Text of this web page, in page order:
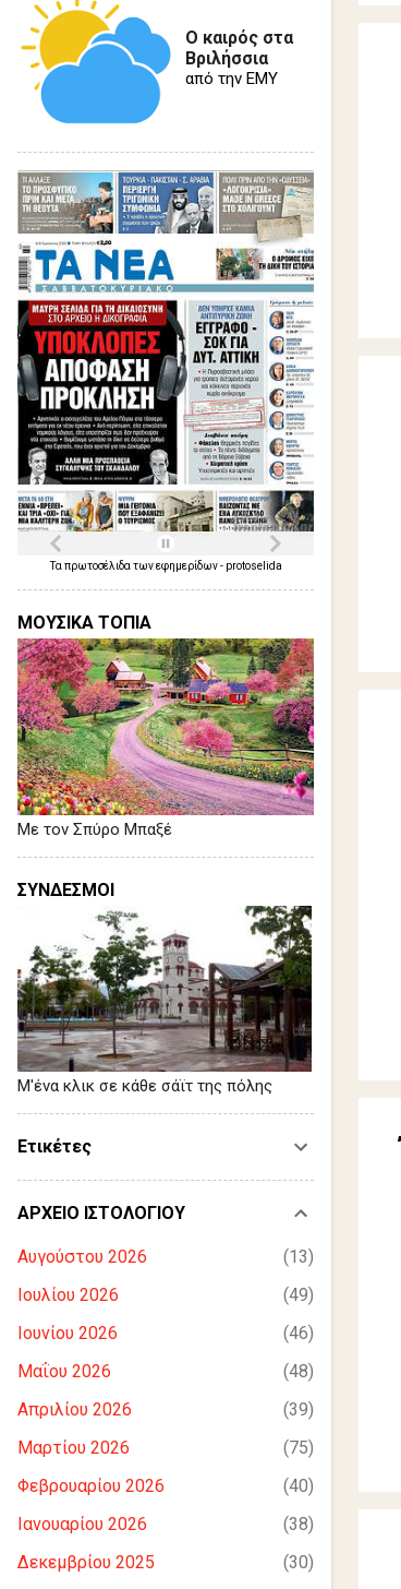
Ο καιρός στα
Βριλήσσια
από την ΕΜΥ
Τα πρωτοσέλιδα τωνεφημερίδων- protoselida
ΜΟΥΣΙΚΑ ΤΟΠΙΑ
Με τον Σπύρο Μπαξέ
ΣΥΝΔΕΣΜΟΙ
Μ'ένα κλικ σε κάθε σάϊτ της πόλης
Ετικέτες
ΑΡΧΕΙΟ ΙΣΤΟΛΟΓΙΟΥ
Αυγούστου 2026
13
Ιουλίου 2026
49
Ιουνίου 2026
46
Μαΐου 2026
48
Απριλίου 2026
39
Μαρτίου 2026
75
Φεβρουαρίου 2026
40
Ιανουαρίου 2026
38
Δεκεμβρίου 2025
30